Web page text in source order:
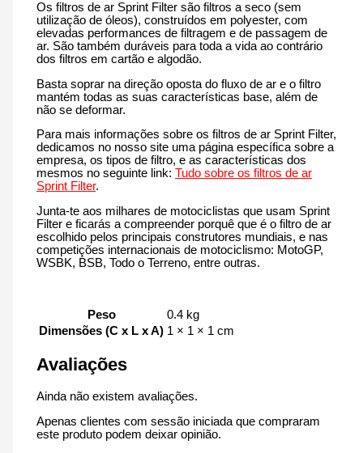
Os filtros de ar Sprint Filter são filtros a seco (sem
utilização de óleos), construídos em polyester, com
elevadas performances de filtragem e de passagem de
ar. São também duráveis para toda a vida ao contrário
dos filtros em cartão e algodão.
Basta soprar na direção oposta do fluxo de ar e o filtro
mantém todas as suas características base, além de
não se deformar.
Para mais informações sobre os filtros de ar Sprint Filter,
dedicamos no nosso site uma página específica sobre a
empresa, os tipos de filtro, e as características dos
mesmos no seguinte link:Tudo sobre os filtros de ar
Sprint Filter.
Junta-te aos milhares de motociclistas que usam Sprint
Filter e ficarás a compreender porquê que é o filtro de ar
escolhido pelos principais construtores mundiais, e nas
competições internacionais de motociclismo: MotoGP,
WSBK, BSB, Todo o Terreno, entre outras.
Peso
0.4 kg
Dimensões (C x L x A) 1 × 1 × 1 cm
Avaliações
Ainda não existem avaliações.
Apenas clientes com sessão iniciada que compraram
este produto podem deixar opinião.